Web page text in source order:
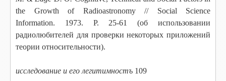
the Growth of Radioastronomy // Social Science
Information. 1973. Р. 25-61 (об использовании
радиолюбителей для проверки некоторых приложений
теории относительности).
исследование и его легитимностъ 109